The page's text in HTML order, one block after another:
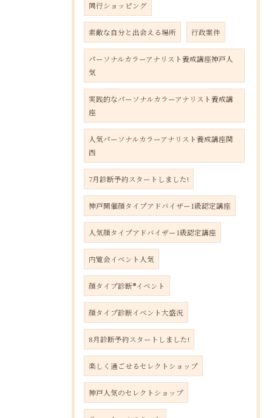
同行ショッピング
素敵な自分と出会える場所 行政案件
パーソナルカラーアナリスト養成講座神戸人
気
実践的なパーソナルカラーアナリスト養成講
座
人気パーソナルカラーアナリスト養成講座関
西
7月診断予約スタートしました!
神戸開催顔タイプアドバイザー1級認定講座
人気顔タイプアドバイザー1級認定講座
内覧会イベント人気
顔タイプ診断®︎イベント
顔タイプ診断イベント大盛況
8月診断予約スタートしました!
楽しく過ごせるセレクトショップ
神戸人気のセレクトショップ